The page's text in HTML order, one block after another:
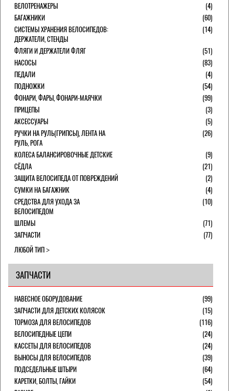
ВЕЛОТРЕНАЖЕРЫ
(4)
БАГАЖНИКИ
(60)
СИСТЕМЫ ХРАНЕНИЯ ВЕЛОСИПЕДОВ:
ДЕРЖАТЕЛИ, СТЕНДЫ
(14)
ФЛЯГИ И ДЕРЖАТЕЛИ ФЛЯГ
(51)
НАСОСЫ
(83)
ПЕДАЛИ
(4)
ПОДНОЖКИ
(54)
ФОНАРИ, ФАРЫ, ФОНАРИ-МАЯЧКИ
(99)
ПРИЦЕПЫ
(3)
АКСЕССУАРЫ
(5)
РУЧКИ НА РУЛЬ(ГРИПСЫ), ЛЕНТА НА
РУЛЬ, РОГА
(26)
КОЛЕСА БАЛАНСИРОВОЧНЫЕ ДЕТСКИЕ
(9)
СЁДЛА
(21)
ЗАЩИТА ВЕЛОСИПЕДА ОТ ПОВРЕЖДЕНИЙ
(2)
СУМКИ НА БАГАЖНИК
(4)
СРЕДСТВА ДЛЯ УХОДА ЗА
ВЕЛОСИПЕДОМ
(10)
ШЛЕМЫ
(71)
ЗАПЧАСТИ
(77)
ЛЮБОЙ ТИП
ЗАПЧАСТИ
НАВЕСНОЕ ОБОРУДОВАНИЕ
(99)
ЗАПЧАСТИ ДЛЯ ДЕТСКИХ КОЛЯСОК
(15)
ТОРМОЗА ДЛЯ ВЕЛОСИПЕДОВ
(116)
ВЕЛОСИПЕДНЫЕ ЦЕПИ
(24)
КАССЕТЫ ДЛЯ ВЕЛОСИПЕДОВ
(24)
ВЫНОСЫ ДЛЯ ВЕЛОСИПЕДОВ
(39)
ПОДСЕДЕЛЬНЫЕ ШТЫРИ
(64)
КАРЕТКИ, БОЛТЫ, ГАЙКИ
(54)